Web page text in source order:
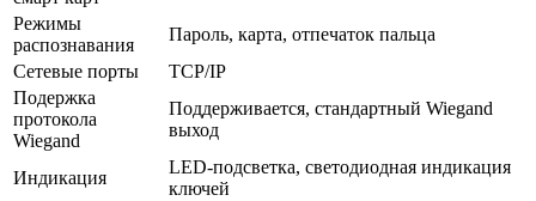
Режимы
распознавания
Пароль, карта, отпечаток пальца
Сетевые порты
TCP/IP
Подержка
протокола
Wiegand
Поддерживается, стандартный Wiegand
выход
Индикация
LED-подсветка, светодиодная индикация
ключей